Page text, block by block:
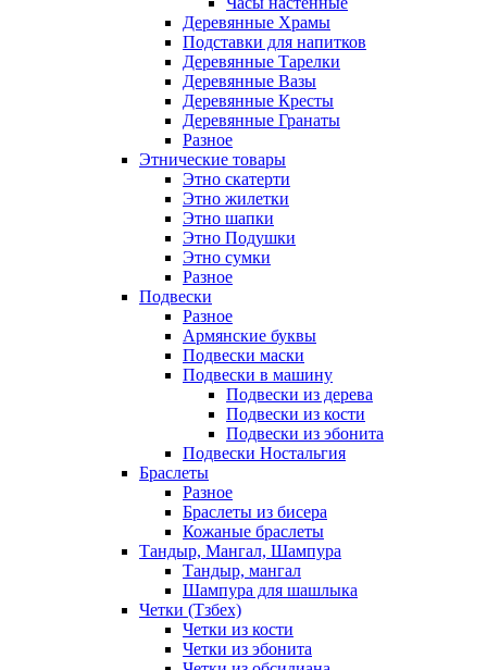
Деревянные Храмы
Подставки для напитков
Деревянные Тарелки
Деревянные Вазы
Деревянные Кресты
Деревянные Гранаты
Разное
Этнические товары
Этно скатерти
Этно жилетки
Этно шапки
Этно Подушки
Этно сумки
Разное
Подвески
Разное
Армянские буквы
Подвески маски
Подвески в машину
Подвески из дерева
Подвески из кости
Подвески из эбонита
Подвески Ностальгия
Браслеты
Разное
Браслеты из бисера
Кожаные браслеты
Тандыр, Мангал, Шампура
Тандыр, мангал
Шампура для шашлыка
Четки (Тзбех)
Четки из кости
Четки из эбонита